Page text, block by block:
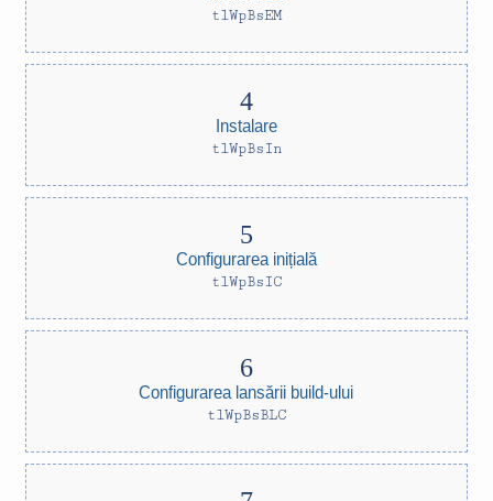
tlWpBsEM
Instalare
tlWpBsIn
Configurarea inițială
tlWpBsIC
Configurarea lansării build-ului
tlWpBsBLC